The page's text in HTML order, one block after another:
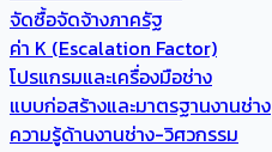
จัดซื้อจัดจ้างภาครัฐ
ค่า K (Escalation Factor)
โปรแกรมและเครื่องมือช่าง
แบบก่อสร้างและมาตรฐานงานช่าง
ความรู้ด้านงานช่าง-วิศวกรรม